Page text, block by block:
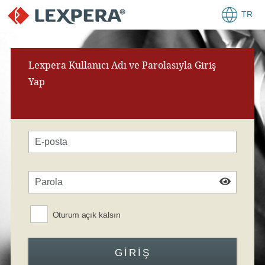
TR
Lexpera Kullanıcı Adı ve Parolasıyla Giriş
Yap
Oturum açık kalsın
GIRIŞ